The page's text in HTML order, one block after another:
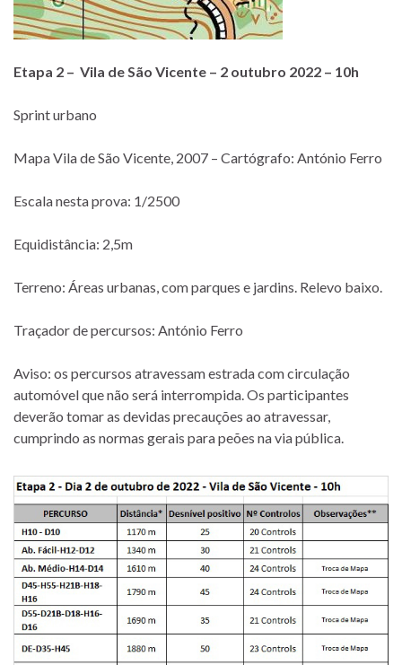
Etapa 2 – Vila de São Vicente – 2 outubro 2022 – 10h
Sprint urbano
Mapa Vila de São Vicente, 2007 – Cartógrafo: António Ferro
Escala nesta prova: 1/2500
Equidistância: 2,5m
Terreno: Áreas urbanas, com parques e jardins. Relevo baixo.
Traçador de percursos: António Ferro
Aviso: os percursos atravessam estrada com circulação
automóvel que não será interrompida. Os participantes
deverão tomar as devidas precauções ao atravessar,
cumprindo as normas gerais para peões na via pública.